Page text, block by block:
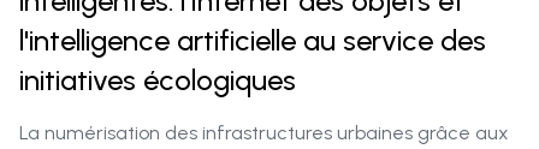
l'intelligence artificielle au service des
initiatives écologiques
La numérisation des infrastructures urbaines grâce aux